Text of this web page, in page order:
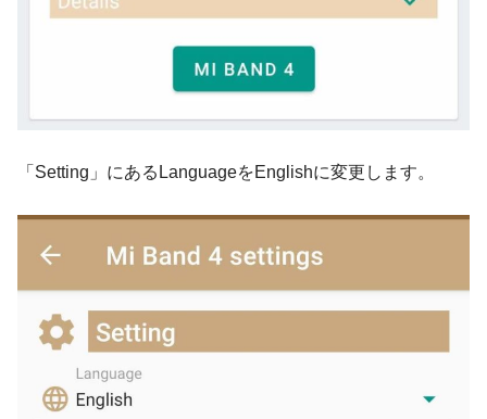
「Setting」にあるLanguageをEnglishに変更します。